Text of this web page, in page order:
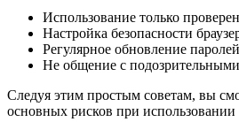
Использование только
Настройка безопасности
Регулярное обновление
Не общение с
Следуя этим простым советам, вы
основных рисков при использовании